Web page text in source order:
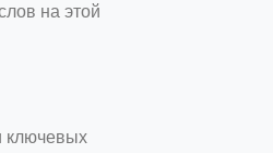
на этой
ключевых